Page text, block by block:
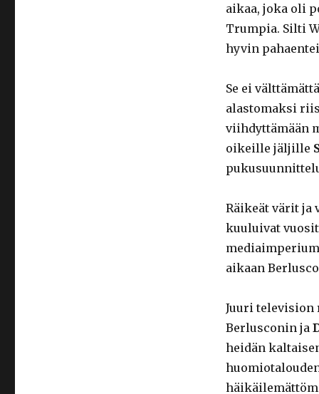
aikaa, joka oli
Trumpia. Silti
hyvin
Se ei
alastomaksi
viihdyttämään
oikeille jäljille
Räikeät värit ja
kuuluivat
aikaan
Juuri
Berlusconin ja
heidän